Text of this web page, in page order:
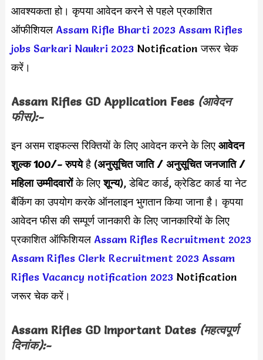
आवश्यकता हो। कृपया आवेदन करने से पहले प्रकाशित
ऑफीशियल Assam Rifle Bharti 2023 Assam Rifles
jobs Sarkari Naukri 2023 Notification जरूर चेक
करें।
Assam Rifles GD Application Fees (आवेदन
फीस):-
इन असम राइफल्स रिक्तियों के लिए आवेदन करने के लिए आवेदन
शुल्क 100/- रुपयेहै (अनुसूचित जाति / अनुसूचित जनजाति /
महिला उम्मीदवारोंके लिएशून्य), डेबिट कार्ड, क्रेडिट कार्ड या नेट
बैंकिंग का उपयोग करके ऑनलाइन भुगतान किया जाना है। कृपया
आवेदन फीस की सम्पूर्ण जानकारी के लिए जानकारियों के लिए
प्रकाशित ऑफिशियल Assam Rifles Recruitment 2023
Assam Rifles Clerk Recruitment 2023 Assam
Rifles Vacancy notification 2023Notification
जरूर चेक करें।
Assam Rifles GD Important Dates (महत्वपूर्ण
दिनांक):-